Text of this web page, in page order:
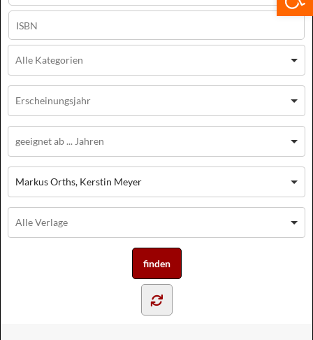
Markus Orths, Kerstin Meyer